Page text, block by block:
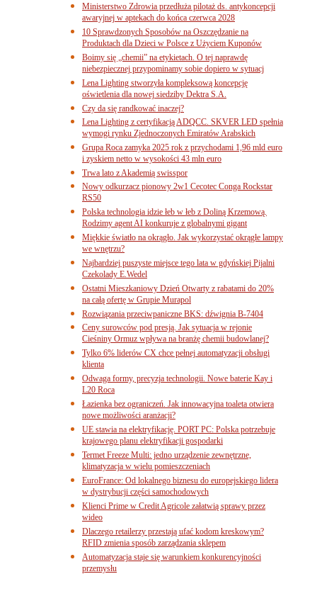
Ministerstwo Zdrowia przedłuża pilotaż ds. antykoncepcji
awaryjnej w aptekach do końca czerwca 2028
10 Sprawdzonych Sposobów na Oszczędzanie na
Produktach dla Dzieci w Polsce z Użyciem Kuponów
Boimy się „chemii” na etykietach. O tej naprawdę
niebezpiecznej przypominamy sobie dopiero w sytuacj
Lena Lighting stworzyła kompleksową koncepcję
oświetlenia dla nowej siedziby Dektra S.A.
Czy da się randkować inaczej?
Lena Lighting z certyfikacją ADQCC. SKVER LED spełnia
wymogi rynku Zjednoczonych Emiratów Arabskich
Grupa Roca zamyka 2025 rok z przychodami 1,96 mld euro
i zyskiem netto w wysokości 43 mln euro
Trwa lato z Akademią swisspor
Nowy odkurzacz pionowy 2w1 Cecotec Conga Rockstar
RS50
Polska technologia idzie łeb w łeb z Doliną Krzemową.
Rodzimy agent AI konkuruje z globalnymi gigant
Miękkie światło na okrągło. Jak wykorzystać okrągłe lampy
we wnętrzu?
Najbardziej puszyste miejsce tego lata w gdyńskiej Pijalni
Czekolady E.Wedel
Ostatni Mieszkaniowy Dzień Otwarty z rabatami do 20%
na całą ofertę w Grupie Murapol
Rozwiązania przeciwpaniczne BKS: dźwignia B-7404
Ceny surowców pod presją. Jak sytuacja w rejonie
Cieśniny Ormuz wpływa na branżę chemii budowlanej?
Tylko 6% liderów CX chce pełnej automatyzacji obsługi
klienta
Odwaga formy, precyzja technologii. Nowe baterie Kay i
L20 Roca
Łazienka bez ograniczeń. Jak innowacyjna toaleta otwiera
nowe możliwości aranżacji?
UE stawia na elektryfikację. PORT PC: Polska potrzebuje
krajowego planu elektryfikacji gospodarki
Termet Freeze Multi: jedno urządzenie zewnętrzne,
klimatyzacja w wielu pomieszczeniach
EuroFrance: Od lokalnego biznesu do europejskiego lidera
w dystrybucji części samochodowych
Klienci Prime w Credit Agricole załatwią sprawy przez
wideo
Dlaczego retailerzy przestają ufać kodom kreskowym?
RFID zmienia sposób zarządzania sklepem
Automatyzacja staje się warunkiem konkurencyjności
przemysłu